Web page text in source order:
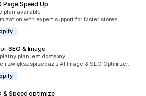
Page Speed Up
739
plan available
with expert support for faster stores
SEO & Image
671
plan jest dostępny
i zwiększ sprzedaż z AI Image & SEO Optimizer.
& Speed optimize